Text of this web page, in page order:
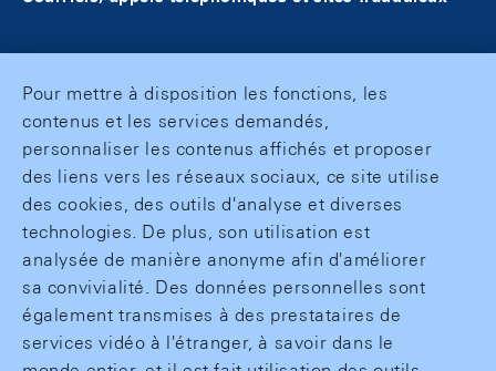
Pour mettre à disposition les fonctions, les
contenus et les services demandés,
personnaliser les contenus affichés et proposer
des liens vers les réseaux sociaux, ce site utilise
des cookies, des outils d'analyse et diverses
technologies. De plus, son utilisation est
analysée de manière anonyme afin d'améliorer
sa convivialité. Des données personnelles sont
également transmises à des prestataires de
services vidéo à l'étranger, à savoir dans le